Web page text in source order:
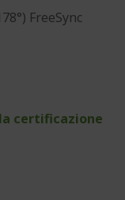
FreeSync
certificazione